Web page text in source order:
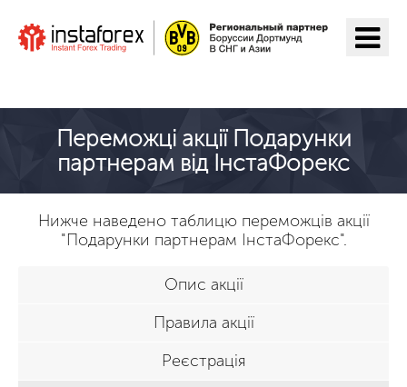
Переможці акції Подарунки
партнерам від ІнстаФорекс
Нижче наведено таблицю переможців акції
"Подарунки партнерам ІнстаФорекс".
опис акції
правила акції
реєстрація